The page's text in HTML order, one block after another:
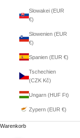
Slowakei (EUR
€)
Slowenien (EUR
€)
Spanien (EUR €)
Tschechien
(CZK Kč)
Ungarn (HUF Ft)
Zypern (EUR €)
Warenkorb